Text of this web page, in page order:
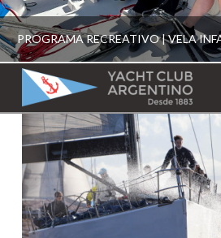
YCA
ESCUELA
YACHT
CLUB